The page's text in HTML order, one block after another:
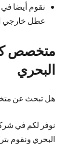
نقوم أيضا
عطل خارجي
متخصص
البحري
هل تبحث عن
نوفر لكم في
البحري ونقوم